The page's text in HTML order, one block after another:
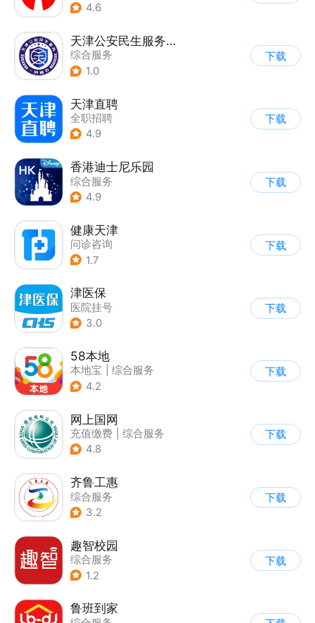
4.6
天津公安民生服务平台
综合服务
1.0
下载
天津直聘
全职招聘
4.9
下载
香港迪士尼乐园
综合服务
4.9
下载
健康天津
问诊咨询
1.7
下载
津医保
医院挂号
3.0
下载
58本地
本地宝
综合服务
4.2
下载
网上国网
充值缴费
综合服务
4.8
下载
齐鲁工惠
综合服务
3.2
下载
趣智校园
综合服务
1.2
下载
鲁班到家